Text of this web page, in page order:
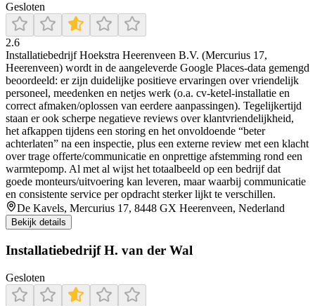
Gesloten
2.6
Installatiebedrijf Hoekstra Heerenveen B.V. (Mercurius 17,
Heerenveen) wordt in de aangeleverde Google Places-data gemengd
beoordeeld: er zijn duidelijke positieve ervaringen over vriendelijk
personeel, meedenken en netjes werk (o.a. cv-ketel-installatie en
correct afmaken/oplossen van eerdere aanpassingen). Tegelijkertijd
staan er ook scherpe negatieve reviews over klantvriendelijkheid,
het afkappen tijdens een storing en het onvoldoende “beter
achterlaten” na een inspectie, plus een externe review met een klacht
over trage offerte/communicatie en onprettige afstemming rond een
warmtepomp. Al met al wijst het totaalbeeld op een bedrijf dat
goede monteurs/uitvoering kan leveren, maar waarbij communicatie
en consistente service per opdracht sterker lijkt te verschillen.
De Kavels, Mercurius 17, 8448 GX Heerenveen, Nederland
Bekijk details
Installatiebedrijf H. van der Wal
Gesloten